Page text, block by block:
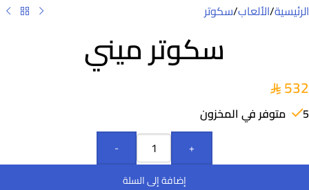
الرئيسية/الألعاب/سكوتر
سكوتر ميني
532
5 متوفر في المخزون
-
+
إضافة إلى السلة